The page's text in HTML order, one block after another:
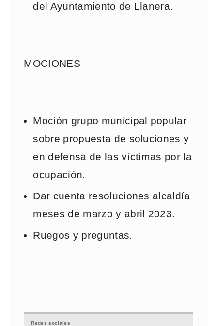
del Ayuntamiento de Llanera.
MOCIONES
Moción grupo municipal popular
sobre propuesta de soluciones y
en defensa de las víctimas por la
ocupación.
Dar cuenta resoluciones alcaldía
meses de marzo y abril 2023.
Ruegos y preguntas.
Redes sociales